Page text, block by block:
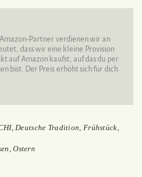
Partner verdienen wir an
dass wir eine kleine Provision
auf Amazon kaufst, auf das du per
bist. Der Preis erhöht sich für dich
,Deutsche Tradition, Frühstück,
,Ostern